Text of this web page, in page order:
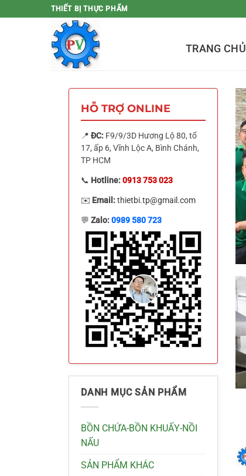
qua
THIẾT BỊ THỰC PHẨM
TRANG CHỦ
HỖ TRỢ ONLINE
📍 ĐC: F9/9/3D Hương Lộ 80, tổ
17, ấp 6, Vĩnh Lộc A, Bình Chánh,
TP HCM
📞 Hotline:0913 753 023
✉️ Email:thietbi.tp@gmail.com
💬 Zalo:0989 580 723
DANH MỤC SẢN PHẨM
BỒN CHỨA-BỒN KHUẤY-NỒI
NẤU
SẢN PHẨM KHÁC